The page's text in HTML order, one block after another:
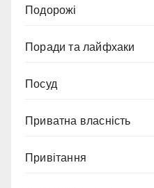
Подорожі
Поради та лайфхаки
Посуд
Приватна власність
Привітання